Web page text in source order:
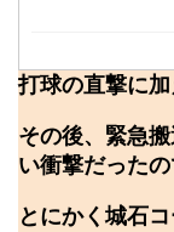
打球の直撃に
その後、緊急
い衝撃だったの
とにかく城石